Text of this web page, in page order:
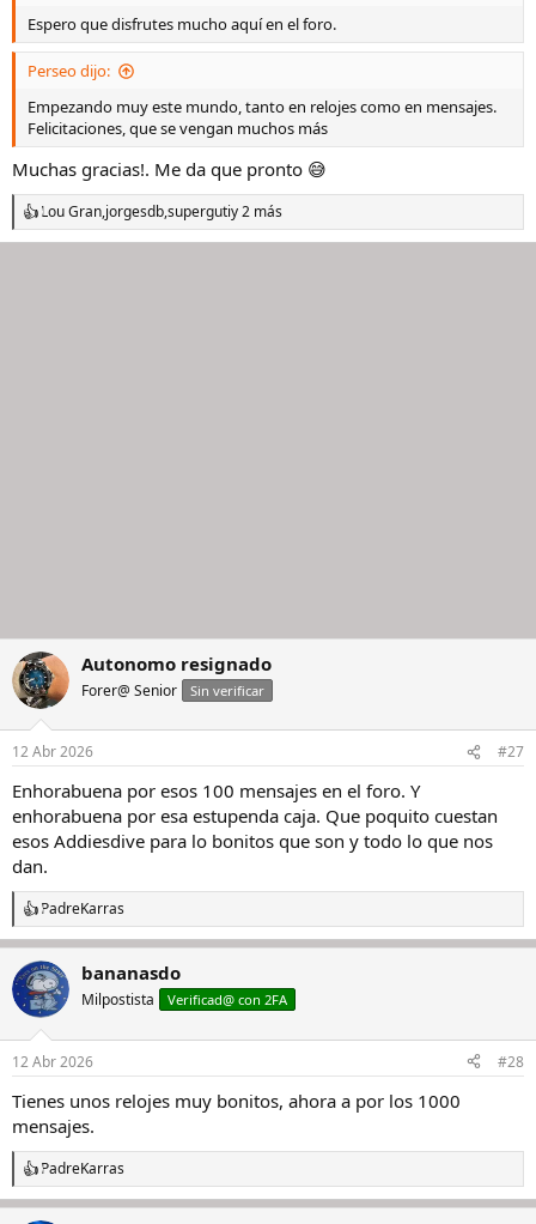
Espero que disfrutes mucho aquí en el foro.
Perseo dijo:
Empezando muy este mundo, tanto en relojes como en mensajes.
Felicitaciones, que se vengan muchos más
Muchas gracias!. Me da que pronto 😅
R
e
Lou Gran,jorgesdb,supergutiy 2 más
Autonomo resignado
Forer@ Senior Sin verificar
12 Abr 2026 #27
Enhorabuena por esos 100 mensajes en el foro. Y
enhorabuena por esa estupenda caja. Que poquito cuestan
esos Addiesdive para lo bonitos que son y todo lo que nos
dan.
R
e
c
c
i
e
:
PadreKarras
bananasdo
Milpostista Verificad@ con 2FA
12 Abr 2026 #28
Tienes unos relojes muy bonitos, ahora a por los 1000
mensajes.
R
e
a
PadreKarras